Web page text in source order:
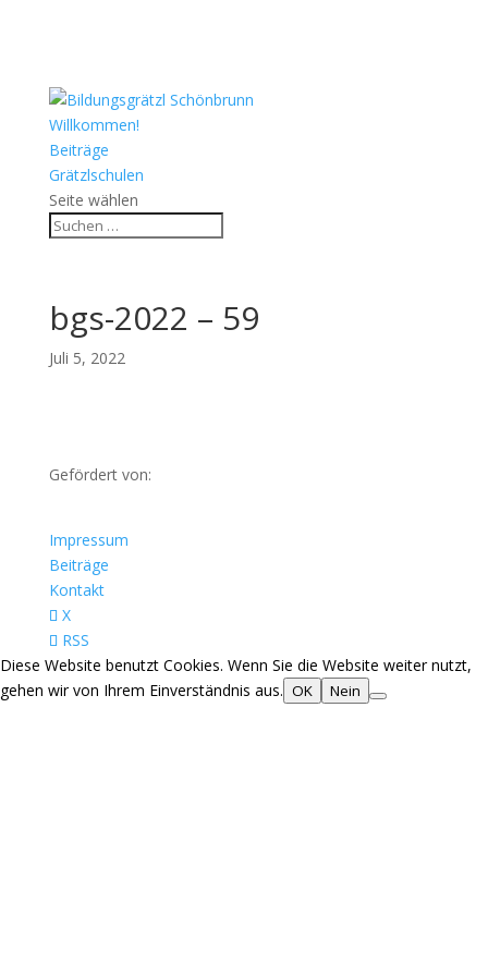
Willkommen!
Beiträge
Grätzlschulen
Seite wählen
bgs-2022 – 59
Juli 5, 2022
Gefördert von:
Impressum
Beiträge
Kontakt
X
RSS
Diese Website benutzt Cookies. Wenn Sie die Website weiter nutzt,
gehen wir von Ihrem Einverständnis aus. OK Nein